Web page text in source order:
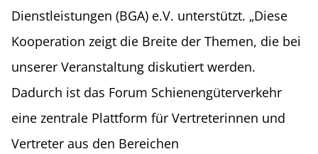
Dienstleistungen (BGA) e.V. unterstützt. „Diese
Kooperation zeigt die Breite der Themen, die bei
unserer Veranstaltung diskutiert werden.
Dadurch ist das Forum Schienengüterverkehr
eine zentrale Plattform für Vertreterinnen und
Vertreter aus den Bereichen